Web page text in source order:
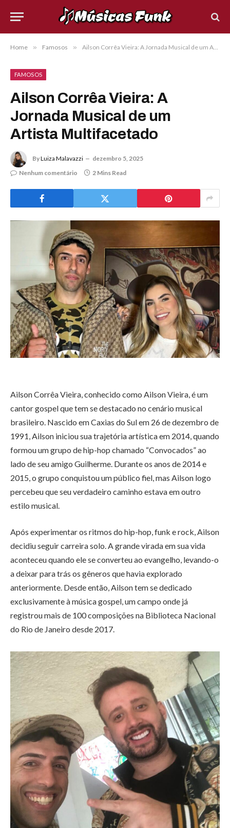
Home » Famosos » Ailson Corrêa Vieira: A Jornada Musical de um Artista Multifacetado
FAMOSOS
Ailson Corrêa Vieira: A
Jornada Musical de um
Artista Multifacetado
ByLuiza Malavazzi
dezembro 5, 2025
Nenhum comentário
2 Mins Read
Ailson Corrêa Vieira, conhecido como Ailson Vieira, é um
cantor gospel que tem se destacado no cenário musical
brasileiro. Nascido em Caxias do Sul em 26 de dezembro de
1991, Ailson iniciou sua trajetória artística em 2014, quando
formou um grupo de hip-hop chamado “Convocados” ao
lado de seu amigo Guilherme. Durante os anos de 2014 e
2015, o grupo conquistou um público fiel, mas Ailson logo
percebeu que seu verdadeiro caminho estava em outro
estilo musical.
Após experimentar os ritmos do hip-hop, funk e rock, Ailson
decidiu seguir carreira solo. A grande virada em sua vida
aconteceu quando ele se converteu ao evangelho, levando-o
a deixar para trás os gêneros que havia explorado
anteriormente. Desde então, Ailson tem se dedicado
exclusivamente à música gospel, um campo onde já
registrou mais de 100 composições na Biblioteca Nacional
do Rio de Janeiro desde 2017.